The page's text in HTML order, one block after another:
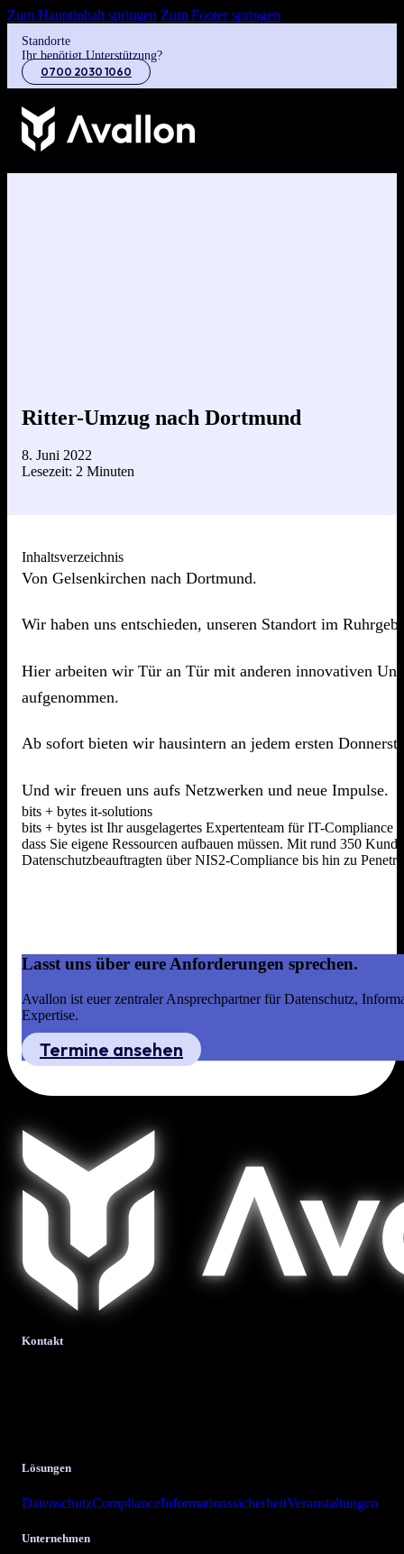
Zum Hauptinhalt springen Zum Footer springen
Standorte
Ihr benötigt Unterstützung?
0700 2030 1060
Ritter-Umzug nach Dortmund
8. Juni 2022
Lesezeit: 2 Minuten
Inhaltsverzeichnis
Von Gelsenkirchen nach Dortmund.
Wir haben uns entschieden, unseren Standort im
Hier arbeiten wir Tür an Tür mit anderen innovativen
aufgenommen.
Ab sofort bieten wir hausintern an jedem ersten
Und wir freuen uns aufs Netzwerken und neue Impulse.
bits + bytes it-solutions
bits + bytes ist Ihr ausgelagertes Expertenteam für IT-
dass Sie eigene Ressourcen aufbauen müssen. Mit rund 350
Datenschutzbeauftragten über NIS2-Compliance bis hin zu
Lasst uns über eure Anforderungen sprechen.
Avallon ist euer zentraler Ansprechpartner für Datenschutz,
Expertise.
Termine ansehen
Kontakt
Lösungen
DatenschutzComplianceInformationssicherheitVeranstaltungen
Unternehmen